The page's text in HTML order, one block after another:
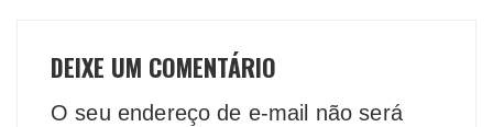
DEIXE UM COMENTÁRIO
O seu endereço de e-mail não será